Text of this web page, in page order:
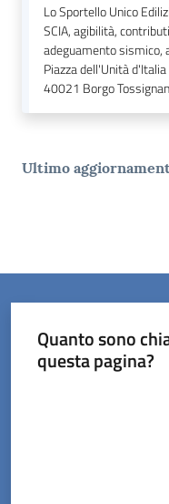
Lo Sportello Unico
SCIA, agibilità,
adeguamento sismico,
Piazza dell'Unità
40021 Borgo
Ultimo
Quanto sono
questa pagina?